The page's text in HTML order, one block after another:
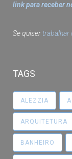
link para receber
Se quisertrabalhar
TAGS
ALEZZIA
ARQUITETURA
BANHEIRO